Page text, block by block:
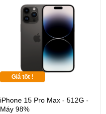
Giá tốt !
iPhone 15 Pro Max - 512G -
Máy 98%